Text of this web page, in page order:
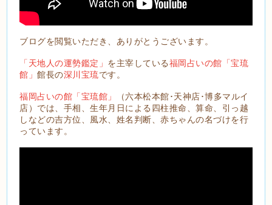
ブログを閲覧いただき、ありがとうございます。
「天地人の運勢鑑定」 を主宰している福岡占いの館「宝琉
館」館長の深川宝琉です。
福岡占いの館「宝琉館」
（六本松本館･天神店･博多マルイ
店）では、手相、生年月日による四柱推命、算命、引っ越
しなどの吉方位、風水、姓名判断、赤ちゃんの名づけを行
っています。